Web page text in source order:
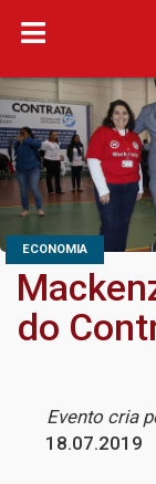
ECONOMIA
do
Evento cria
18.07.2019